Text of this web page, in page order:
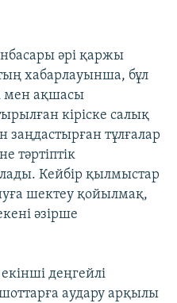
әрі қаржы
хабарлауынша, бұл
мен ақшасы
кіріске салық
тұлғалар
тәртіптік
Кейбір қылмыстар
шектеу қойылмақ,
әзірше
деңгейлі
аудару арқылы